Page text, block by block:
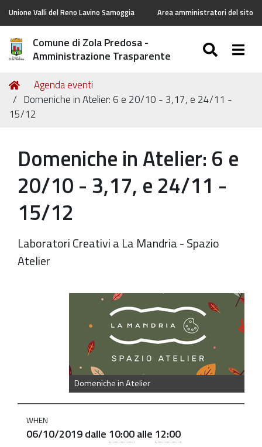
Unione Valli del Reno Lavino Samoggia Area amministratori del sito
Comune di Zola Predosa -
Amministrazione Trasparente
Tu
sei
qui:
Home
Agenda eventi
Domeniche in Atelier: 6 e 20/10 - 3,17, e 24/11 -
15/12
Domeniche in Atelier: 6 e
20/10 - 3,17, e 24/11 -
15/12
Laboratori Creativi a La Mandria - Spazio
Atelier
Domeniche in Atelier
https://old.comune.zolapredosa.bo.it/events/
6
20/10
WHEN
06/10/2019dalle 10:00alle 12:00